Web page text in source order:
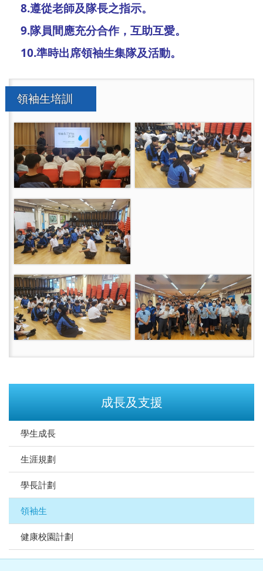
8.遵從老師及隊長之指示。
9.隊員間應充分合作，互助互愛。
10.準時出席領袖生集隊及活動。
領袖生培訓
成長及支援
學生成長
生涯規劃
學長計劃
領袖生
健康校園計劃